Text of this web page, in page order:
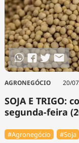
AGRONEGÓCIO 20/
SOJA E TRIGO:
segunda-feira
#Agronegócio #Soja